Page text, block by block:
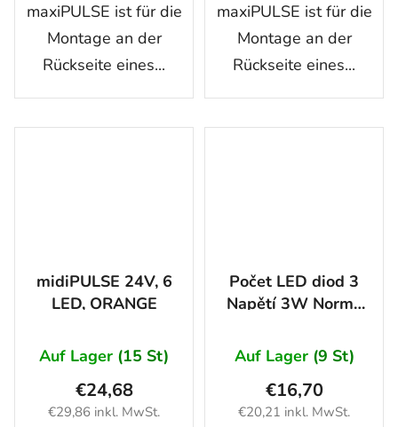
maxiPULSE ist für die
Montage an der
Rückseite eines...
maxiPULSE ist für die
Montage an der
Rückseite eines...
midiPULSE 24V, 6
LED, ORANGE
Auf Lager (15 St)
€29,86 inkl. MwSt.
€24,68
Počet LED diod 3
Napětí 3W Normy
IP IP65 Rozměry
100X28X20mm
Provozní teplota
+40- -70°C
Auf Lager (9 St)
€20,21 inkl. MwSt.
€16,70